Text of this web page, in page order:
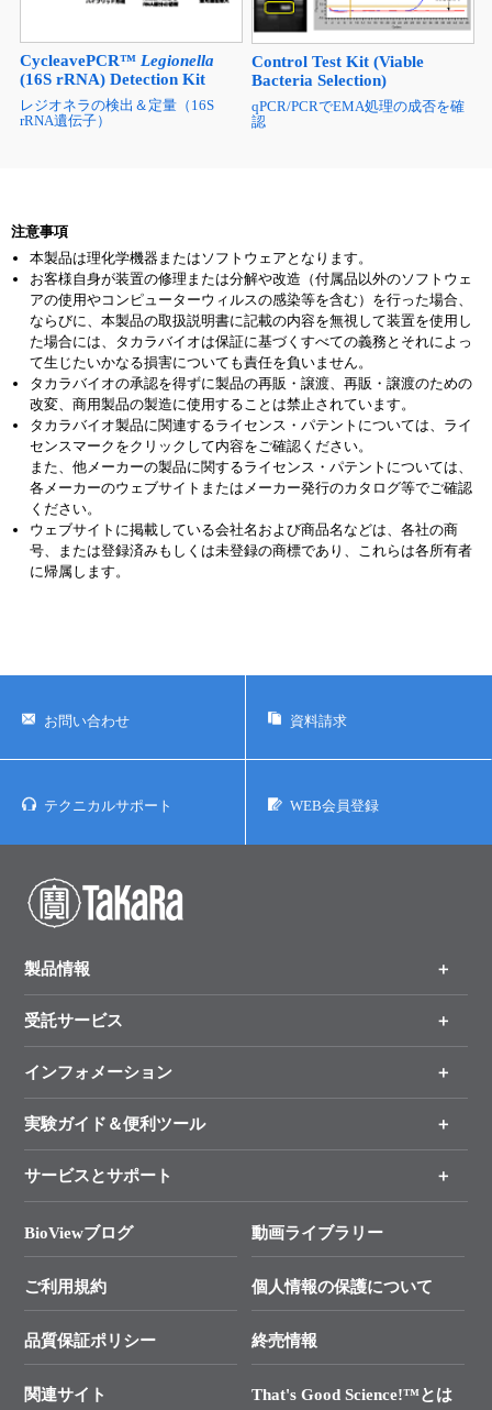
CycleavePCR™ Legionella
(16S rRNA) Detection Kit
レジオネラの検出＆定量（16S
rRNA遺伝子）
Control Test Kit (Viable
Bacteria Selection)
qPCR/PCRでEMA処理の成否を確
認
注意事項
本製品は理化学機器またはソフトウェアとなります。
お客様自身が装置の修理または分解や改造（付属品以外のソフトウェ
アの使用やコンピューターウィルスの感染等を含む）を行った場合、
ならびに、本製品の取扱説明書に記載の内容を無視して装置を使用し
た場合には、タカラバイオは保証に基づくすべての義務とそれによっ
て生じたいかなる損害についても責任を負いません。
タカラバイオの承認を得ずに製品の再販・譲渡、再販・譲渡のための
改変、商用製品の製造に使用することは禁止されています。
タカラバイオ製品に関連するライセンス・パテントについては、ライ
センスマークをクリックして内容をご確認ください。
また、他メーカーの製品に関するライセンス・パテントについては、
各メーカーのウェブサイトまたはメーカー発行のカタログ等でご確認
ください。
ウェブサイトに掲載している会社名および商品名などは、各社の商
号、または登録済みもしくは未登録の商標であり、これらは各所有者
に帰属します。
お問い合わせ 資料請求
テクニカルサポート WEB会員登録
製品情報
製品一覧
手法から製品を探す
新製品情報
受託サービス
オンライン注文
インフォメーション
キャンペーン
タカラバイオ各種会員募集のお知らせ
終売製品のお知らせ
価格改定のご案内
技術セミナーのご案内
タカラバイオ発表文献
実験ガイド＆便利ツール
リアルタイムPCR実験のススメ
幹細胞・再生医療研究ガイド
クローニング実験ガイド
SMARTer NGSポータルサイト
プライマー設計
サービスとサポート
総合お問い合わせ
├ 実験コンシェルジュ
├ 受託サービスお問い合わせ
BioViewブログ 動画ライブラリー
ご利用規約 個人情報の保護について
品質保証ポリシー 終売情報
関連サイト That's Good Science!™とは